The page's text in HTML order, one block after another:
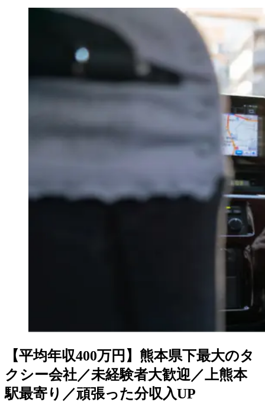
【平均年収400万円】熊本県下最大のタ
クシー会社／未経験者大歓迎／上熊本
駅最寄り／頑張った分収入UP